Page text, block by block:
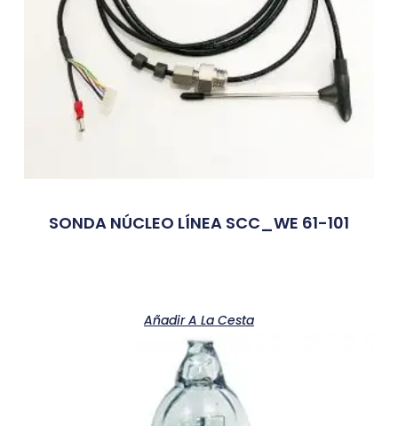
SONDA NÚCLEO LÍNEA SCC_WE 61-101
Añadir A La Cesta